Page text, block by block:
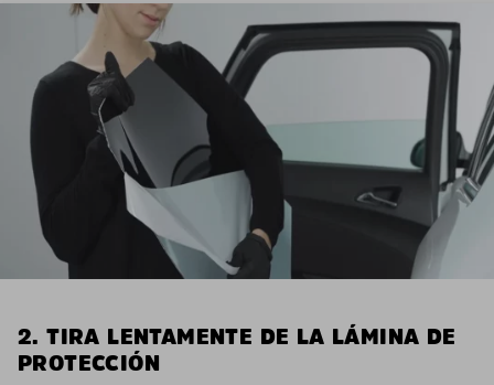
2. TIRA LENTAMENTE DE LA LÁMINA DE
PROTECCIÓN